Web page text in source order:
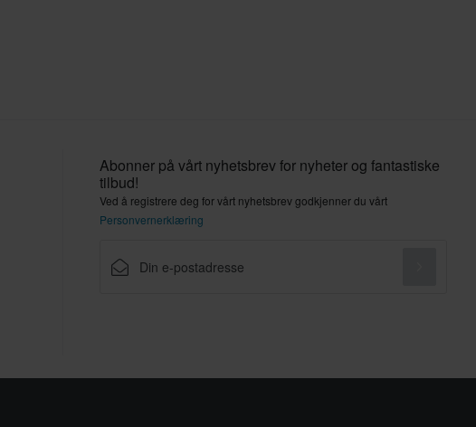
Abonner på vårt nyhetsbrev for nyheter og fantastiske
tilbud!
Ved å registrere deg for vårt nyhetsbrev godkjenner du vårt
Personvernerklæring